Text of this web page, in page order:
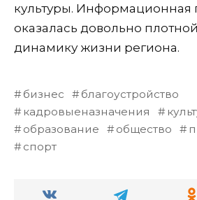
культуры. Информационная
оказалась довольно
динамику жизни региона.
бизнес
благоустройство
кадровыеназначения
образование
общество
спорт